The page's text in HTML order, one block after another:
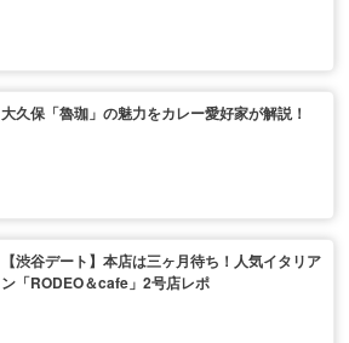
大久保「魯珈」の魅力をカレー愛好家が解説！
【渋谷デート】本店は三ヶ月待ち！人気イタリア
ン「RODEO＆cafe」2号店レポ